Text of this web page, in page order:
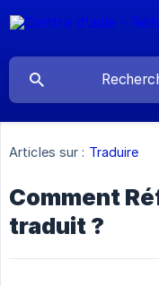
Articles sur : Traduire
Comment
traduit ?